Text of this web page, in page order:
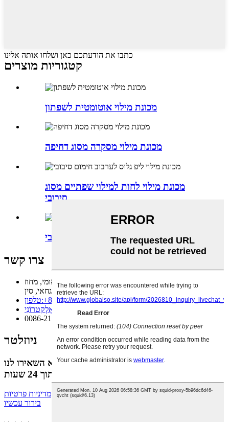
כתבו את הודעתכם כאן ושלחו אותה אלינו
קטגוריות מוצרים
מכונת מילוי אוטומטית לשפתון
מכונת מילוי מסקרה מסוג דחיפה
מכונת מילוי לחות למילוי שפתיים מסוג
סיבובי
מכונת מילוי שפתון מסוג סיבובי
צרו קשר
בניין מספר 8, 488 דרך גואנגהואה, פארק התעשייה הלאומי, מחוז
סונגג'יאנג 201616, שנגחאי, סין
טלפון:‎+86-21-37701781
jasily@eugeng.com
0086-21-37701672
ניוזלטר
לשאלות בנוגע למוצרים או למחירון שלנו, אנא השאירו לנו
מדיניות פרטיות
בירור עכשיו